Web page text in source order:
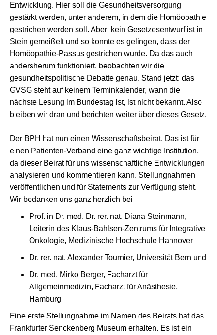
Entwicklung. Hier soll die Gesundheitsversorgung
gestärkt werden, unter anderem, in dem die Homöopathie
gestrichen werden soll. Aber: kein Gesetzesentwurf ist in
Stein gemeißelt und so konnte es gelingen, dass der
Homöopathie-Passus gestrichen wurde. Da das auch
andersherum funktioniert, beobachten wir die
gesundheitspolitische Debatte genau. Stand jetzt: das
GVSG steht auf keinem Terminkalender, wann die
nächste Lesung im Bundestag ist, ist nicht bekannt. Also
bleiben wir dran und berichten weiter über dieses Gesetz.
Der BPH hat nun einen Wissenschaftsbeirat. Das ist für
einen Patienten-Verband eine ganz wichtige Institution,
da dieser Beirat für uns wissenschaftliche Entwicklungen
analysieren und kommentieren kann. Stellungnahmen
veröffentlichen und für Statements zur Verfügung steht.
Wir bedanken uns ganz herzlich bei
Prof.’in Dr. med. Dr. rer. nat. Diana Steinmann,
Leiterin des Klaus-Bahlsen-Zentrums für Integrative
Onkologie, Medizinische Hochschule Hannover
Dr. rer. nat. Alexander Tournier, Universität Bern und
Dr. med. Mirko Berger, Facharzt für
Allgemeinmedizin, Facharzt für Anästhesie,
Hamburg.
Eine erste Stellungnahme im Namen des Beirats hat das
Frankfurter Senckenberg Museum erhalten. Es ist ein